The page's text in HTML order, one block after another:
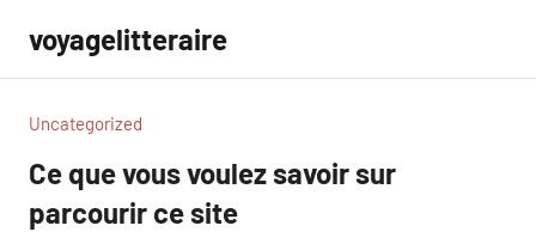
contenu
voyagelitteraire
Uncategorized
Ce que vous voulez savoir sur
parcourir ce site